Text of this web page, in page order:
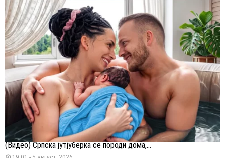
(Видео) Српска јутјуберка се породи дома,...